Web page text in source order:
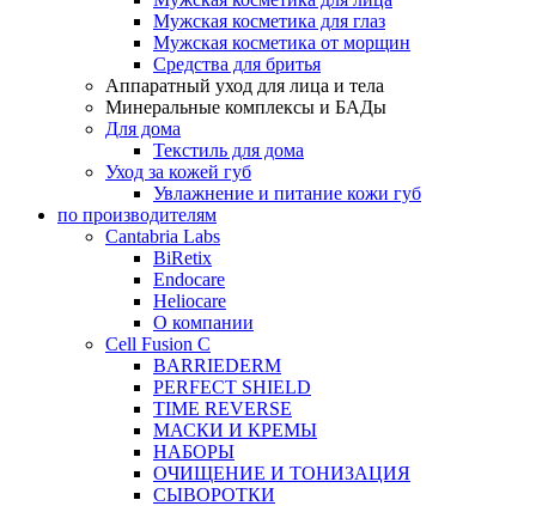
Мужская косметика для глаз
Мужская косметика от морщин
Средства для бритья
Аппаратный уход для лица и тела
Минеральные комплексы и БАДы
Для дома
Текстиль для дома
Уход за кожей губ
Увлажнение и питание кожи губ
по производителям
Cantabria Labs
BiRetix
Endocare
Heliocare
О компании
Cell Fusion C
BARRIEDERM
PERFECT SHIELD
TIME REVERSE
МАСКИ И КРЕМЫ
НАБОРЫ
ОЧИЩЕНИЕ И ТОНИЗАЦИЯ
СЫВОРОТКИ